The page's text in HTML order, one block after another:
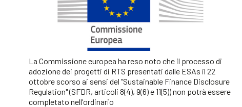
La Commissione europea ha reso noto che il processo di
adozione dei progetti di RTS presentati dalle ESAs il 22
ottobre scorso ai sensi del "Sustainable Finance Disclosure
Regulation" (SFDR, articoli 8(4), 9(6) e 11(5)) non potrà essere
completato nell'ordinario